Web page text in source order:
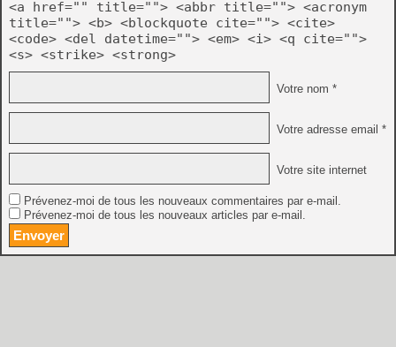
<a href="" title=""> <abbr title=""> <acronym
title=""> <b> <blockquote cite=""> <cite>
<code> <del datetime=""> <em> <i> <q cite="">
<s> <strike> <strong>
Votre nom *
Votre adresse email *
Votre site internet
Prévenez-moi de tous les nouveaux commentaires par e-mail.
Prévenez-moi de tous les nouveaux articles par e-mail.